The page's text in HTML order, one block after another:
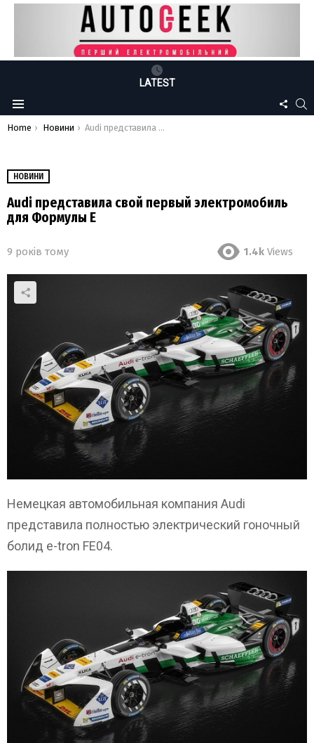
LATEST
Menu
US
You are here:
Home Новини Audi представила свой первый электромобиль для Формулы Е
НОВИНИ
Audi представила свой первый электромобиль
для Формулы Е
9 років тому 1.4k Views
Немецкая автомобильная компания Audi
представила полностью электрический гоночный
болид e-tron FE04.